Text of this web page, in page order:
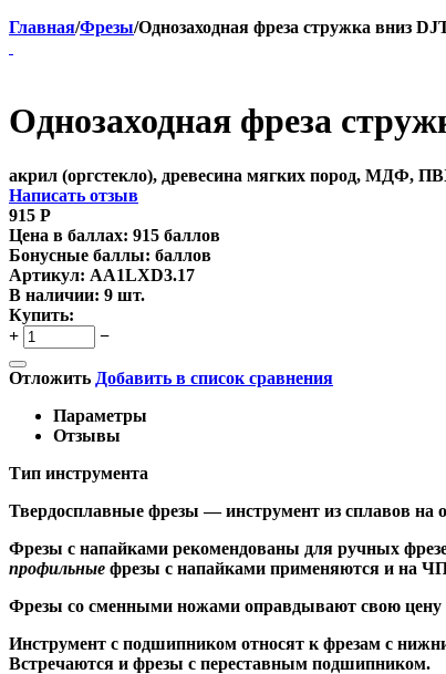
Главная/Фрезы/Однозаходная фреза стружка вниз
Однозаходная фреза
акрил (оргстекло), древесина мягких пород, МДФ,
Написать отзыв
915 Р
Цена в баллах: 915 баллов
Бонусные баллы: баллов
Артикул: AA1LXD3.17
В наличии: 9 шт.
Купить:
+
−
Отложить Добавить в список сравнения
Параметры
Отзывы
Тип инструмента
Твердосплавные фрезы — инструмент из сплавов на
Фрезы с напайками рекомендованы для ручных
профильные фрезы с напайками применяются и на
Фрезы со сменными ножами оправдывают свою цену
Инструмент с подшипником относят к фрезам с
Встречаются и фрезы с переставным подшипником.